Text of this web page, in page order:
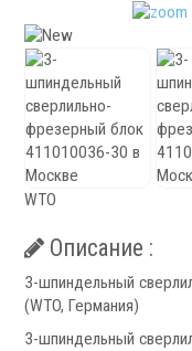
Ручные токарные патроны
Механизированные патроны
Цанговые патроны
Патроны специального
Гидроцилиндры
Кулачки токарные
WTO
Описание :
3-шпиндельный
(WTO, Германия)
3-шпиндельный